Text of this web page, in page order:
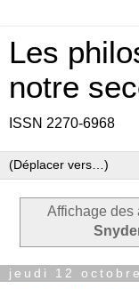
Les
notre
ISSN 2270-6968
Affichage des
jeudi 12